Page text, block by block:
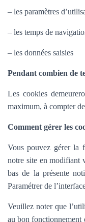
– les paramètres
– les temps de
– les données saisies
Pendant combien de
Les cookies
maximum, à compter
Comment gérer les
Vous pouvez gérer la
notre site en modifiant
bas de la présente
Paramétrer de
Veuillez noter que
au bon fonctionnement